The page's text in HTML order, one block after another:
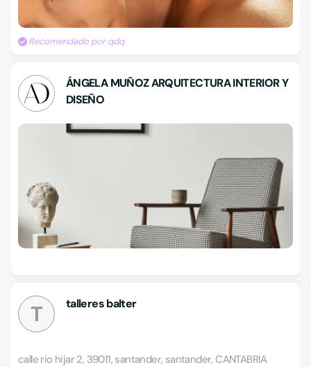
Recomendado por qdq
ÁNGELA MUÑOZ ARQUITECTURA INTERIOR Y
DISEÑO
T talleres balter
calle rio hijar 2, 39011, santander, santander, CANTABRIA